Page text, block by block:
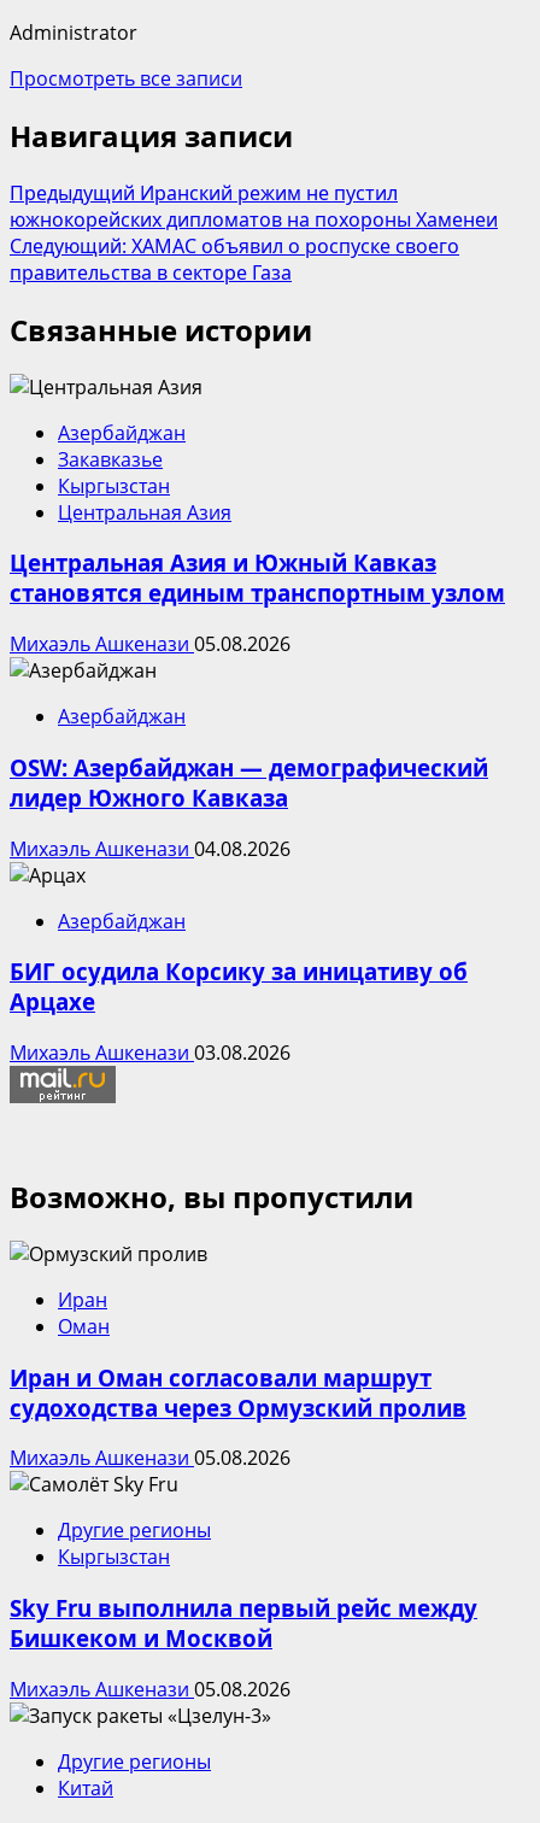
Administrator
Просмотреть все записи
Навигация записи
Предыдущий Иранский режим не пустил
южнокорейских дипломатов на похороны Хаменеи
Следующий: ХАМАС объявил о роспуске своего
правительства в секторе Газа
Связанные истории
Азербайджан
Закавказье
Кыргызстан
Центральная Азия
Центральная Азия и Южный Кавказ
становятся единым транспортным узлом
Михаэль Ашкенази 05.08.2026
Азербайджан
OSW: Азербайджан — демографический
лидер Южного Кавказа
Михаэль Ашкенази 04.08.2026
Азербайджан
БИГ осудила Корсику за иницативу об
Арцахе
Михаэль Ашкенази 03.08.2026
Возможно, вы пропустили
Иран
Оман
Иран и Оман согласовали маршрут
судоходства через Ормузский пролив
Михаэль Ашкенази 05.08.2026
Другие регионы
Кыргызстан
Sky Fru выполнила первый рейс между
Бишкеком и Москвой
Михаэль Ашкенази 05.08.2026
Другие регионы
Китай